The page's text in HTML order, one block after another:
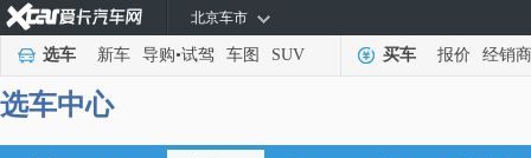
北京车市
选车 新车 导购•试驾 车图 SUV 买车 报价 经销商
选车中心